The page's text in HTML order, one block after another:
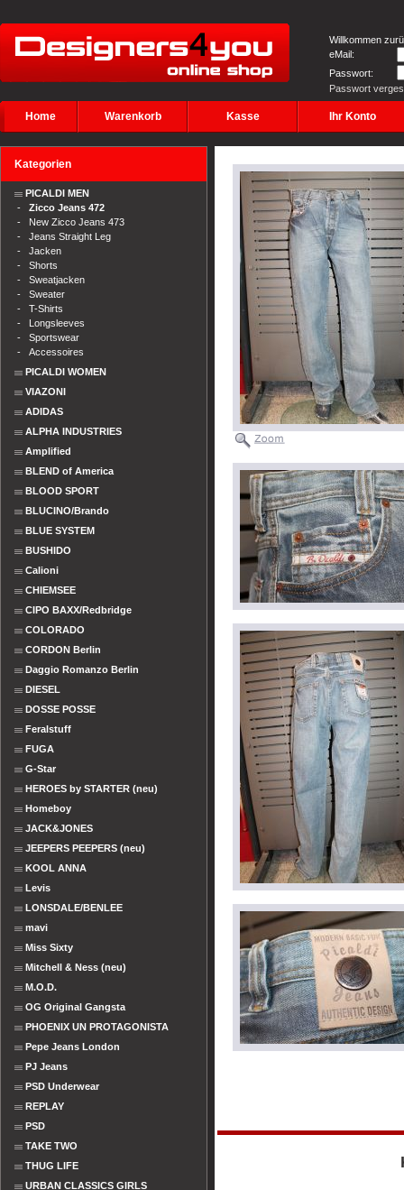
Willkommen
eMail:
Passwort:
Passwort
Home Warenkorb Kasse Ihr Konto
Kategorien
PICALDI MEN
- Zicco Jeans 472
- New Zicco Jeans 473
- Jeans Straight Leg
- Jacken
- Shorts
- Sweatjacken
- Sweater
- T-Shirts
- Longsleeves
- Sportswear
- Accessoires
PICALDI WOMEN
VIAZONI
ADIDAS
ALPHA INDUSTRIES
Amplified
BLEND of America
BLOOD SPORT
BLUCINO/Brando
BLUE SYSTEM
BUSHIDO
Calioni
CHIEMSEE
CIPO BAXX/Redbridge
COLORADO
CORDON Berlin
Daggio Romanzo Berlin
DIESEL
DOSSE POSSE
Feralstuff
FUGA
G-Star
HEROES by STARTER (neu)
Homeboy
JACK&JONES
JEEPERS PEEPERS (neu)
KOOL ANNA
Levis
LONSDALE/BENLEE
mavi
Miss Sixty
Mitchell & Ness (neu)
M.O.D.
OG Original Gangsta
PHOENIX UN PROTAGONISTA
Pepe Jeans London
PJ Jeans
PSD Underwear
REPLAY
PSD
TAKE TWO
THUG LIFE
URBAN CLASSICS GIRLS